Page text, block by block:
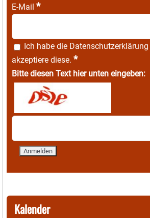
E-Mail *
Ich habe die Datenschutzerklärung
akzeptiere diese. *
Bitte diesen Text hier unten eingeben:
Kalender